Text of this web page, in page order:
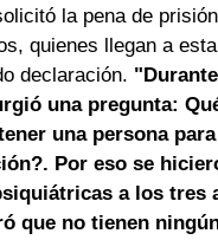
la pena de
quienes llegan a
declaración.
una pregunta:
una persona
Por eso se
a los tres
que no tienen